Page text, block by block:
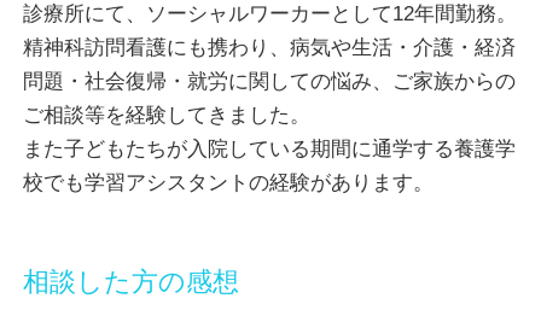
きます。
また現在は、鬱や統合失調症を抱えながら、一般企業
で働いている方の支援にも入っています。
誰かに相談するという行動は、とても勇気がいり、緊
張します。
うまく伝えようとしなくても大丈夫です。
言葉を選ばず、お話しください。
診療所にて、ソーシャルワーカーとして12年間勤務。
精神科訪問看護にも携わり、病気や生活・介護・経済
問題・社会復帰・就労に関しての悩み、ご家族からの
ご相談等を経験してきました。
また子どもたちが入院している期間に通学する養護学
校でも学習アシスタントの経験があります。
相談した方の感想